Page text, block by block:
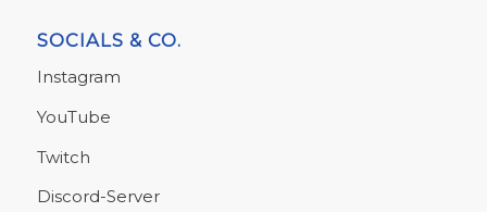
SOCIALS & CO.
Instagram
YouTube
Twitch
Discord-Server